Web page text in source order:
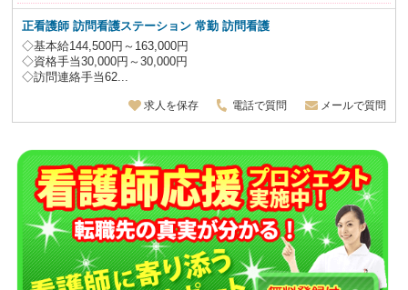
正看護師 訪問看護ステーション 常勤 訪問看護
◇基本給144,500円～163,000円
◇資格手当30,000円～30,000円
◇訪問連絡手当62...
求人を保存 電話で質問 メールで質問